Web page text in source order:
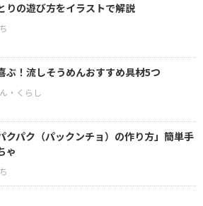
りの遊び方をイラストで解説
ぶ！流しそうめんおすすめ具材5つ
クパク（パックンチョ）の作り方」簡単手
ゃ